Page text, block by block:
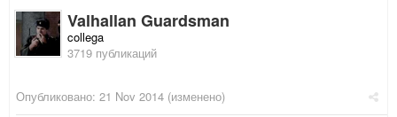
Valhallan Guardsman
collega
3719 публикаций
Опубликовано: 21 Nov 2014 (изменено)